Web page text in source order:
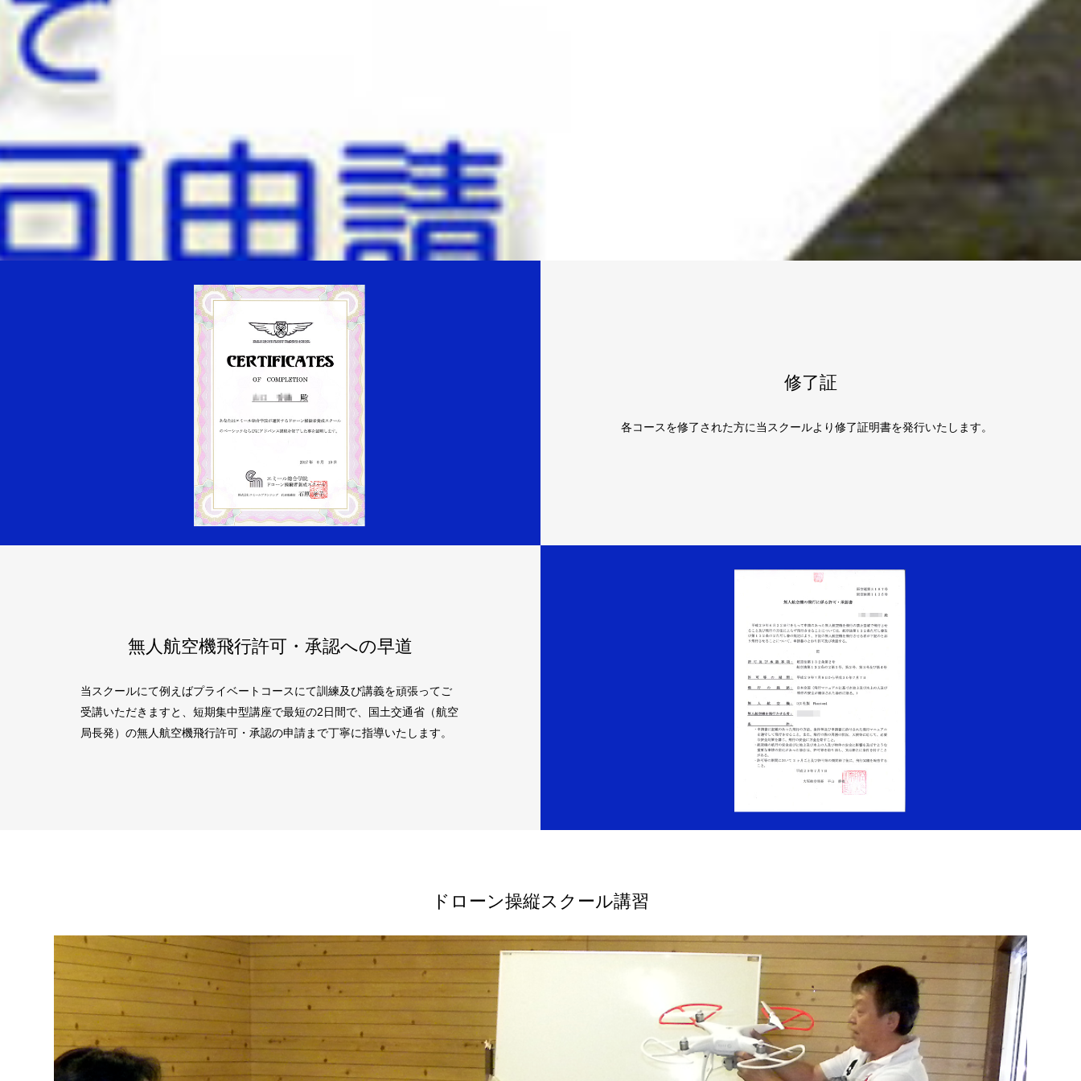
修了証
各コースを修了された方に当スクールより修了証明書を発行いたします。
無人航空機飛行許可・承認への早道
当スクールにて例えばプライベートコースにて訓練及び講義を頑張ってご
受講いただきますと、短期集中型講座で最短の2日間で、国土交通省（航空
局長発）の無人航空機飛行許可・承認の申請まで丁寧に指導いたします。
ドローン操縦スクール講習